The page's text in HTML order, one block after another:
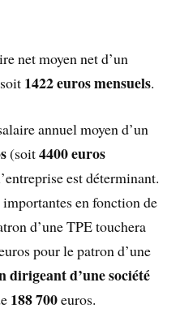
net moyen net d’un
1422 euros mensuels.
annuel moyen d’un
(soit4400 euros
est déterminant.
en fonction de
d’une TPE touchera
pour le patron d’une
dirigeant d’une société
188 700euros.